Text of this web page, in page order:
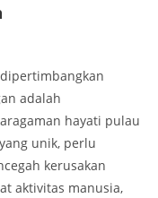
adalah
hayati pulau
unik, perlu
kerusakan
aktivitas manusia,